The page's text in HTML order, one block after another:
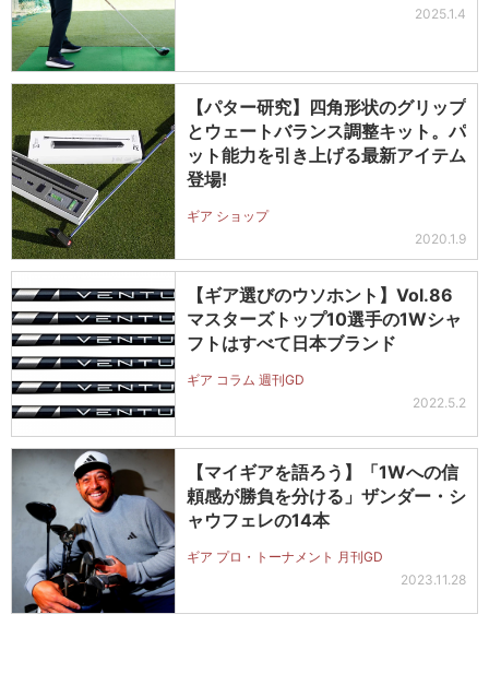
2025.1.4
【パター研究】四角形状のグリップ
とウェートバランス調整キット。パ
ット能力を引き上げる最新アイテム
登場!
ギア ショップ
2020.1.9
【ギア選びのウソホント】Vol.86
マスターズトップ10選手の1Wシャ
フトはすべて日本ブランド
ギア コラム 週刊GD
2022.5.2
【マイギアを語ろう】「1Wへの信
頼感が勝負を分ける」ザンダー・シ
ャウフェレの14本
ギア プロ・トーナメント 月刊GD
2023.11.28